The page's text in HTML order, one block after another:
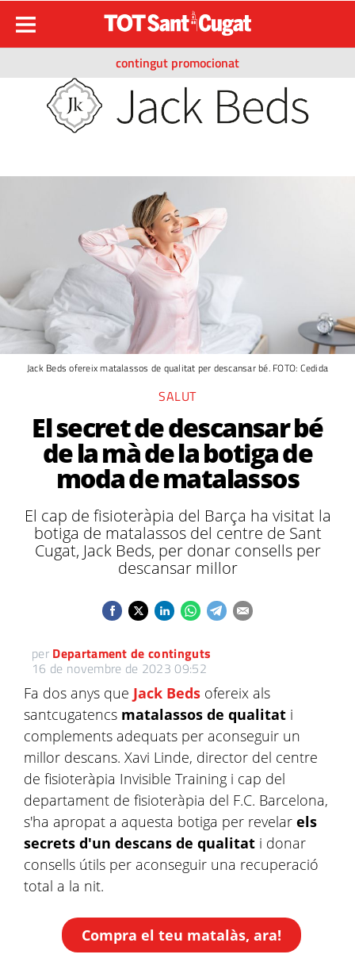
contingut promocionat
Jack Beds ofereix matalassos de qualitat per descansar bé. FOTO: Cedida
SALUT
El secret de descansar bé
de la mà de la botiga de
moda de matalassos
El cap de fisioteràpia del Barça ha visitat la
botiga de matalassos del centre de Sant
Cugat, Jack Beds, per donar consells per
descansar millor
per Departament de continguts
16 de novembre de 2023 09:52
Fa dos anys que Jack Beds ofereix als
santcugatencs matalassos de qualitat i
complements adequats per aconseguir un
millor descans. Xavi Linde, director del centre
de fisioteràpia Invisible Training i cap del
departament de fisioteràpia del F.C. Barcelona,
s'ha apropat a aquesta botiga per revelar els
secrets d'un descans de qualitat i donar
consells útils per aconseguir una recuperació
total a la nit.
Compra el teu matalàs, ara!